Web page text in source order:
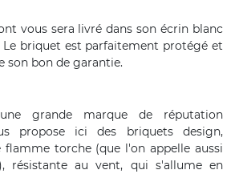
vous sera livré dans son écrin blanc
Le briquet est parfaitement protégé et
son bon de garantie.
grande marque de réputation
propose ici des briquets design,
flamme torche (que l'on appelle aussi
résistante au vent, qui s'allume en